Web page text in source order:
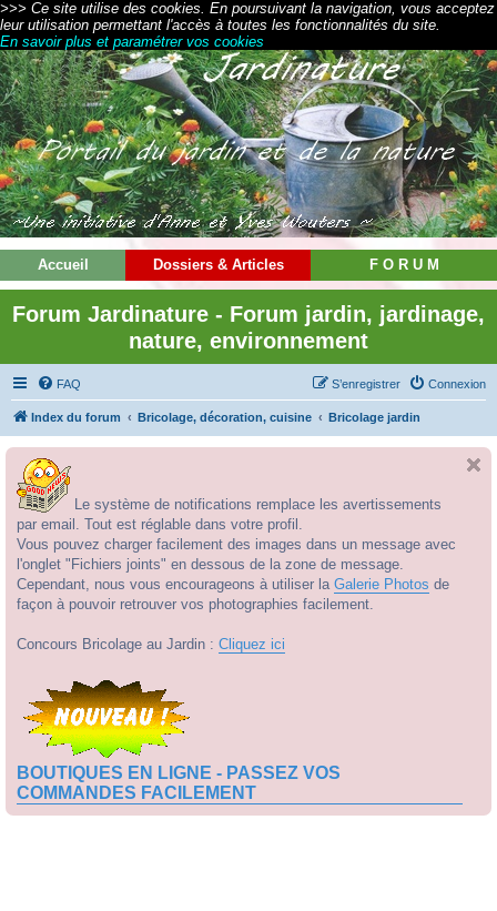
>>> Ce site utilise des cookies. En poursuivant la navigation, vous acceptez
leur utilisation permettant l'accès à toutes les fonctionnalités du site.
En savoir plus et paramétrer vos cookies
Accueil Dossiers & Articles F O R U M
Forum Jardinature - Forum jardin, jardinage,
nature, environnement
FAQ Connexion
S’enregistrer
Index du forum Bricolage, décoration, cuisine Bricolage jardin
Le système de notifications remplace les avertissements
par email. Tout est réglable dans votre profil.
Vous pouvez charger facilement des images dans un message avec
l'onglet "Fichiers joints" en dessous de la zone de message.
Cependant, nous vous encourageons à utiliser la Galerie Photos de
façon à pouvoir retrouver vos photographies facilement.
Concours Bricolage au Jardin : Cliquez ici
BOUTIQUES EN LIGNE - PASSEZ VOS
COMMANDES FACILEMENT